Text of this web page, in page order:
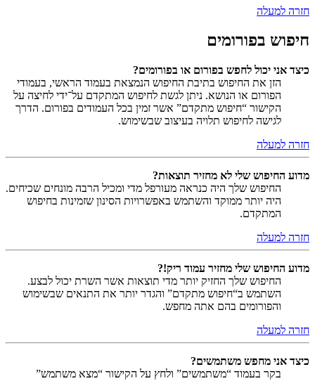
חזרה למעלה
חיפוש בפורומים
כיצד אני יכול לחפש בפורום או בפורומים?
הזן את החיפוש בתיבת החיפוש הנמצאת בעמוד הראשי, בעמודי
הפורום או הנושא. ניתן לגשת לחיפוש המתקדם על־ידי לחיצה על
הקישור “חיפוש מתקדם” אשר זמין בכל העמודים בפורום. הדרך
לגישה לחיפוש תלויה בעיצוב שבשימוש.
חזרה למעלה
מדוע החיפוש שלי לא מחזיר תוצאות?
החיפוש שלך היה כנראה מעורפל מדי ומכיל הרבה מונחים שכיחים.
היה יותר ממוקד והשתמש באפשרויות הסינון שזמינות בחיפוש
המתקדם.
חזרה למעלה
מדוע החיפוש שלי מחזיר עמוד ריק!?
החיפוש שלך החזיק יותר מדי תוצאות אשר השרת יכול לבצע.
השתמש ב“חיפוש מתקדם” והגדר יותר את התנאים שבשימוש
והפורומים בהם אתה מחפש.
חזרה למעלה
כיצד אני מחפש משתמשים?
בקר בעמוד “משתמשים” ולחץ על הקישור “מצא משתמש”